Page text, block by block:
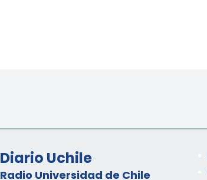
Diario Uchile
Radio Universidad de Chile